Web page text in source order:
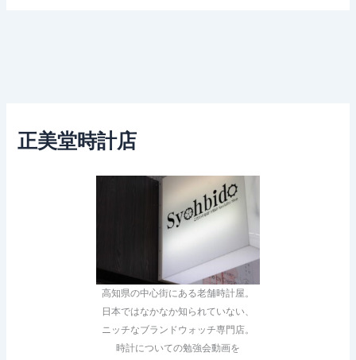
正美堂時計店
高知県の中心街にある老舗時計屋。
日本ではなかなか知られていない、
ニッチなブランドウォッチ専門店。
時計についての勉強会動画を